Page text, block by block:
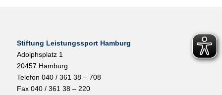
Stiftung Leistungssport Hamburg
Adolphsplatz 1
20457 Hamburg
Telefon 040 / 361 38 – 708
Fax 040 / 361 38 – 220